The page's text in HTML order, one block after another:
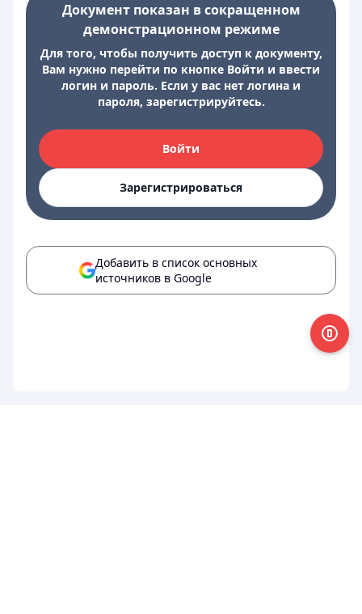
Документ показан в сокращенном
демонстрационном режиме
Для того, чтобы получить доступ к документу,
Вам нужно перейти по кнопке Войти и ввести
логин и пароль. Если у вас нет логина и
пароля, зарегистрируйтесь.
Войти
Зарегистрироваться
Добавить в список основных
источников в Google